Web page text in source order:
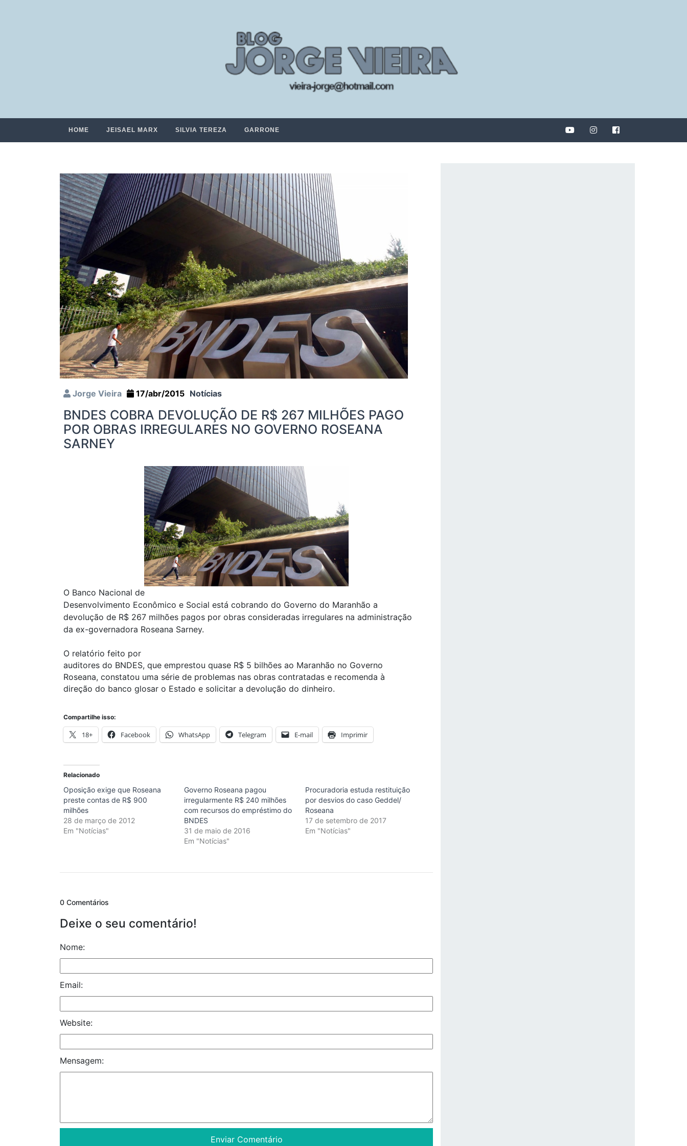
HOME JEISAEL MARX SILVIA TEREZA GARRONE
Jorge Vieira 17/abr/2015 Notícias
BNDES COBRA DEVOLUÇÃO DE R$ 267 MILHÕES PAGO
POR OBRAS IRREGULARES NO GOVERNO ROSEANA
SARNEY
O Banco Nacional de
Desenvolvimento Econômico e Social está cobrando do Governo do Maranhão a
devolução de R$ 267 milhões pagos por obras consideradas irregulares na administração
da ex-governadora Roseana Sarney.
O relatório feito por
auditores do BNDES, que emprestou quase R$ 5 bilhões ao Maranhão no Governo
Roseana, constatou uma série de problemas nas obras contratadas e recomenda à
direção do banco glosar o Estado e solicitar a devolução do dinheiro.
Compartilhe isso:
18+ Facebook WhatsApp Telegram E-mail Imprimir
Relacionado
Oposição exige que Roseana
preste contas de R$ 900
milhões
28 de março de 2012
Em "Notícias"
Governo Roseana pagou
irregularmente R$ 240 milhões
com recursos do empréstimo do
BNDES
31 de maio de 2016
Em "Notícias"
Procuradoria estuda restituição
por desvios do caso Geddel/
Roseana
17 de setembro de 2017
Em "Notícias"
0 Comentários
Deixe o seu comentário!
Nome:
Email:
Website:
Mensagem: